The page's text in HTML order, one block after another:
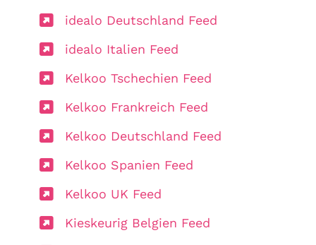
idealo Deutschland Feed
idealo Italien Feed
Kelkoo Tschechien Feed
Kelkoo Frankreich Feed
Kelkoo Deutschland Feed
Kelkoo Spanien Feed
Kelkoo UK Feed
Kieskeurig Belgien Feed